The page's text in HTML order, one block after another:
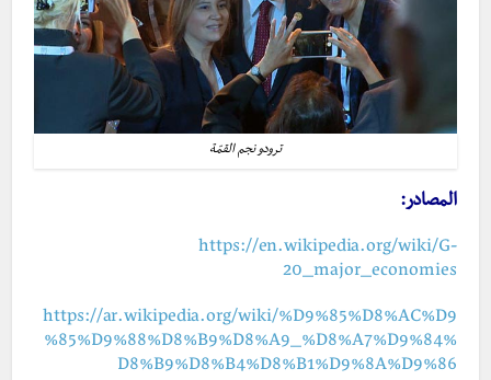
ترودو نجم القمّة
المصادر:
https://en.wikipedia.org/wiki/G-
20_major_economies
https://ar.wikipedia.org/wiki/%D9%85%D8%AC%D9
%85%D9%88%D8%B9%D8%A9_%D8%A7%D9%84%
D8%B9%D8%B4%D8%B1%D9%8A%D9%86